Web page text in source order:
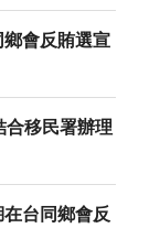
會反賄選宣
合移民署辦理
台同鄉會反